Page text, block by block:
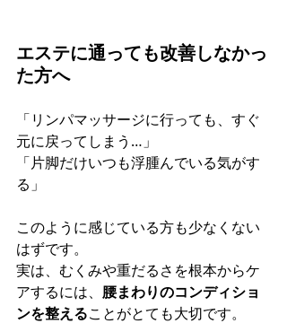
エステに通っても改善しなかっ
た方へ
「リンパマッサージに行っても、すぐ
元に戻ってしまう…」
「片脚だけいつも浮腫んでいる気がす
る」
このように感じている方も少なくない
はずです。
実は、むくみや重だるさを根本からケ
アするには、 腰まわりのコンディショ
ンを整えることがとても大切です。